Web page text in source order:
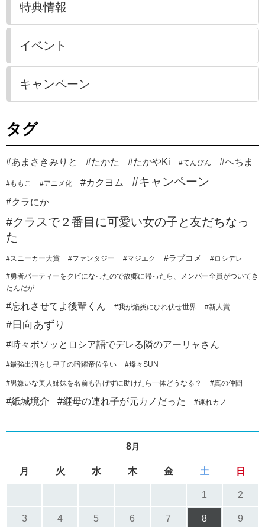
特典情報
イベント
キャンペーン
タグ
#あまさきみりと #たかた #たかやKi #てんびん #へちま
#ももこ #アニメ化 #カクヨム #キャンペーン
#クラにか
#クラスで２番目に可愛い女の子と友だちなっ
た
#スニーカー大賞 #ファンタジー #マジエク #ラブコメ #ロシデレ
#勇者パーティーをクビになったので故郷に帰ったら、メンバー全員がついてき
たんだが
#忘れさせてよ後輩くん #我が焔炎にひれ伏せ世界 #新人賞
#日向あずり
#時々ボソッとロシア語でデレる隣のアーリャさん
#最強出涸らし皇子の暗躍帝位争い #燦々SUN
#男嫌いな美人姉妹を名前も告げずに助けたら一体どうなる？ #真の仲間
#紙城境介 #継母の連れ子が元カノだった #連れカノ
8月
月 火 水 木 金 土 日
1 2
3 4 5 6 7 8 9